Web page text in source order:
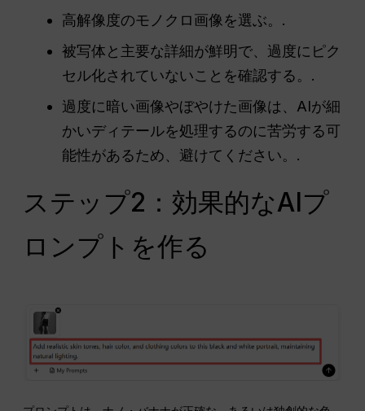
高解像度のモノクロ画像を選ぶ。.
被写体と主要な詳細が鮮明で、過度にピク
セル化されていないことを確認する。.
過度に暗い画像やぼやけた画像は、AIが細
かいディテールを処理するのに苦労する可
能性があるため、避けてください。.
ステップ2：効果的なAIプ
ロンプトを作る